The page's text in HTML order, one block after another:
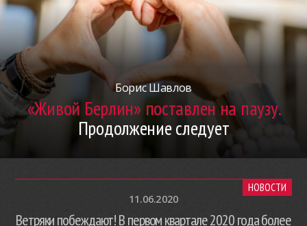
Борис Шавлов
«Живой Берлин» поставлен на паузу.
Продолжение следует
НОВОСТИ
11.06.2020
Ветряки побеждают! В первом квартале 2020 года более